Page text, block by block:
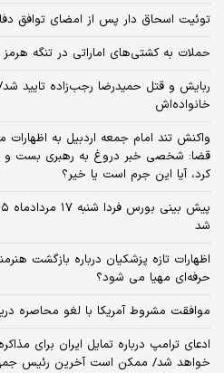
توئیت اسحاق دار پس از امضای توافق
حملات به کشتی‌های اماراتی در تنگه هرمز
ربایش و قتل حمیدرضا رجب‌زاده تایید
خانواده‌اش
واکنش تند امام جمعه اردبیل به
قضا: شخصی خبر دروغ به رهبری بست و
کرد، آیا این جرم است یا خیر؟
شد
اظهارات تازه پزشکیان درباره بازگشت
حرفه‌ای مهیا می شود؟
موافقت مشروط آمریکا با لغو محاصره
ادعای ترامپ درباره تمایل ایران برای
خواهد شد/ ممکن است آخرین رئیس‌